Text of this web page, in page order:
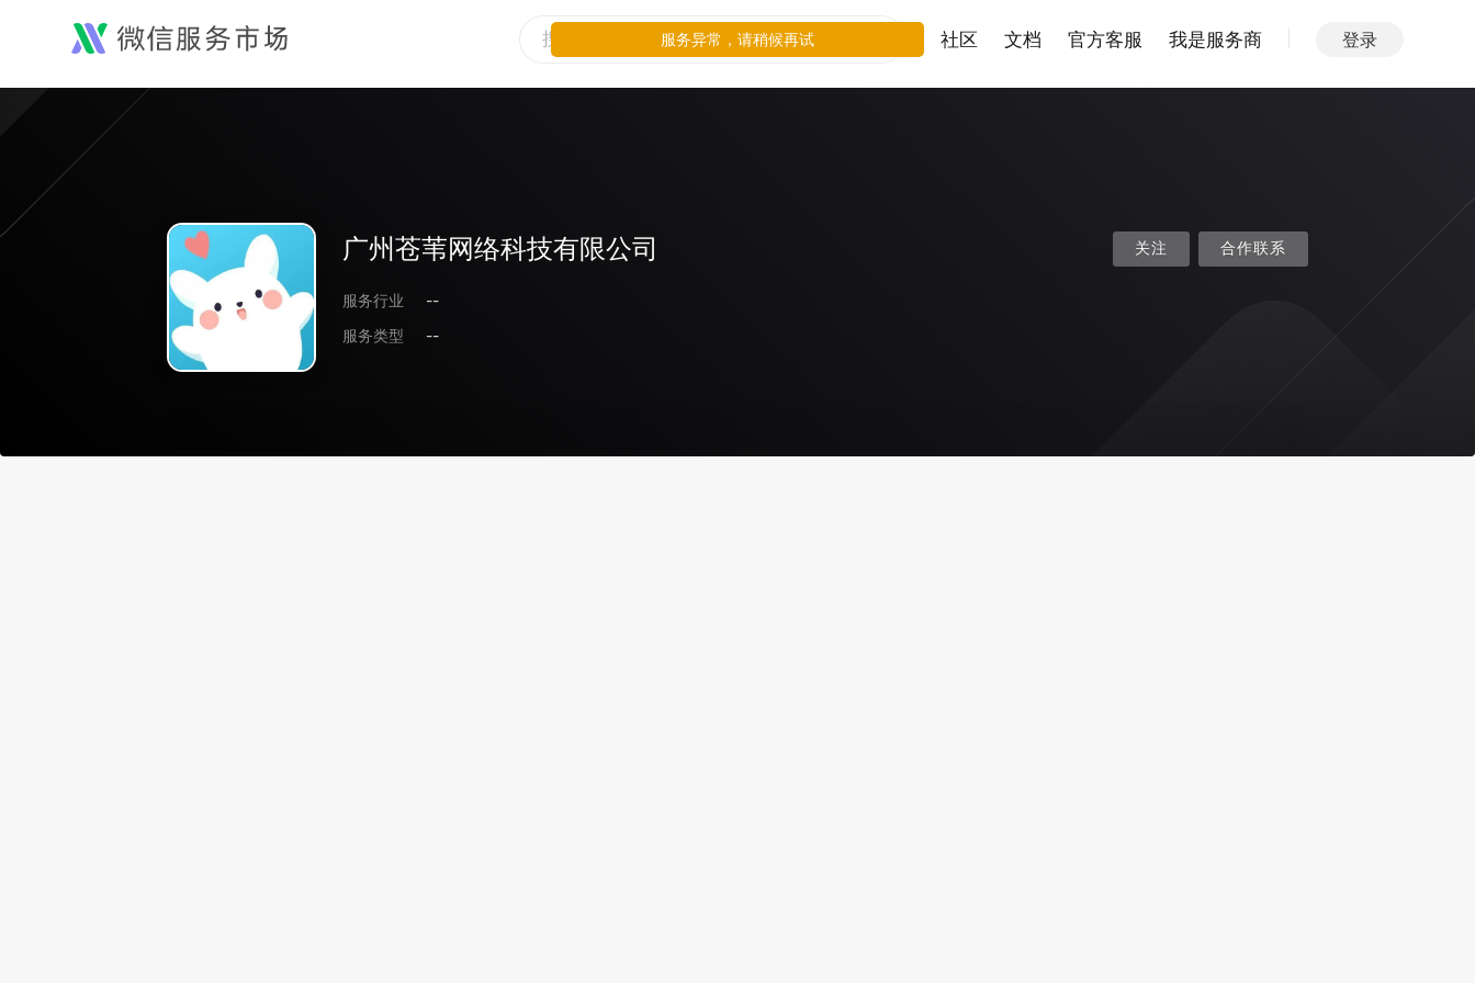
社区 文档 官方客服 我是服务商 登录
广州苍苇网络科技有限公司
服务行业
--
服务类型
--
关注 合作联系
服务异常，请稍候再试